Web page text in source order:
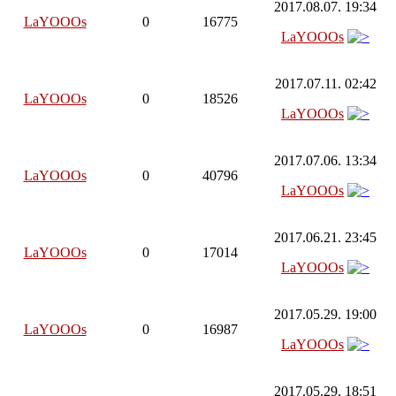
LaYOOOs 0 16775
2017.08.07. 19:34
LaYOOOs
LaYOOOs 0 18526
2017.07.11. 02:42
LaYOOOs
LaYOOOs 0 40796
2017.07.06. 13:34
LaYOOOs
LaYOOOs 0 17014
2017.06.21. 23:45
LaYOOOs
LaYOOOs 0 16987
2017.05.29. 19:00
LaYOOOs
2017.05.29. 18:51